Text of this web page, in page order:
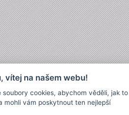
vítej na našem webu!
soubory cookies, abychom věděli, jak to
mohli vám poskytnout ten nejlepší